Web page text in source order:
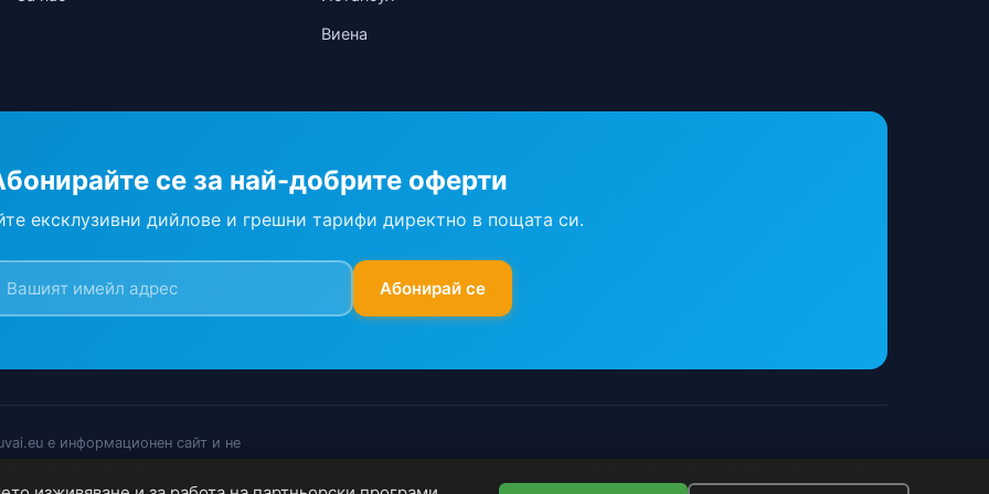
Виена
се за най-добрите оферти
ексклузивни дийлове и грешни тарифи директно в пощата си.
Абонирай се
е информационен сайт и не